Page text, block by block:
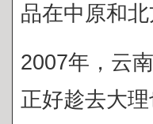
品在中原和北
2007年，云
正好趁去大